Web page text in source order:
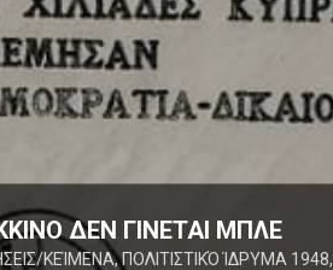
ΔΕΝ ΓΙΝΕΤΑΙ ΜΠΛΕ
ΚΕΊΜΕΝΑ,ΠΟΛΙΤΙΣΤΙΚΌ ΊΔΡΥΜΑ 1948,